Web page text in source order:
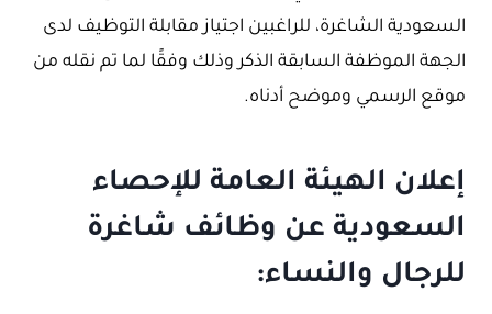
السعودية الشاغرة، للراغبين اجتياز مقابلة التوظيف لدى
الجهة الموظفة السابقة الذكر وذلك وفقًا لما تم نقله من
موقع الرسمي وموضح أدناه.
إعلان الهيئة العامة للإحصاء
السعودية عن وظائف شاغرة
للرجال والنساء: